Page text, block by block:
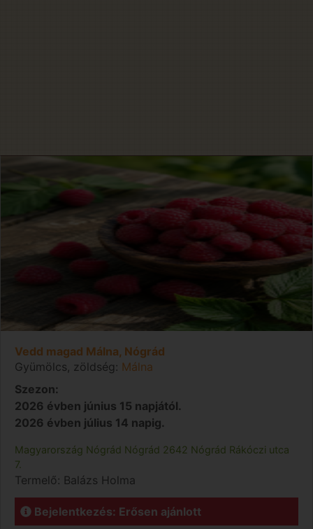
Vedd magad Málna, Nógrád
Gyümölcs, zöldség: Málna
Szezon:
2026 évben június 15 napjától.
2026 évben július 14 napig.
Magyarország Nógrád Nógrád 2642 Nógrád Rákóczi utca
7.
Termelő: Balázs Holma
Bejelentkezés: Erősen ajánlott